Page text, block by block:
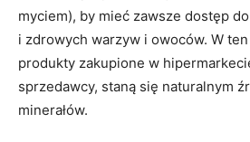
myciem), by mieć zawsze dostęp
i zdrowych warzyw i owoców. W
produkty zakupione w
sprzedawcy, staną się naturalnym
minerałów.